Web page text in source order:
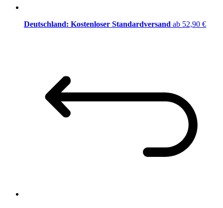
Deutschland: Kostenloser Standardversand ab 52,90 €